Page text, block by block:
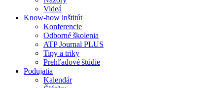
Videá
Know-how inštitút
Konferencie
Odborné školenia
ATP Journal PLUS
Tipy a triky
Prehľadové štúdie
Podujatia
Kalendár